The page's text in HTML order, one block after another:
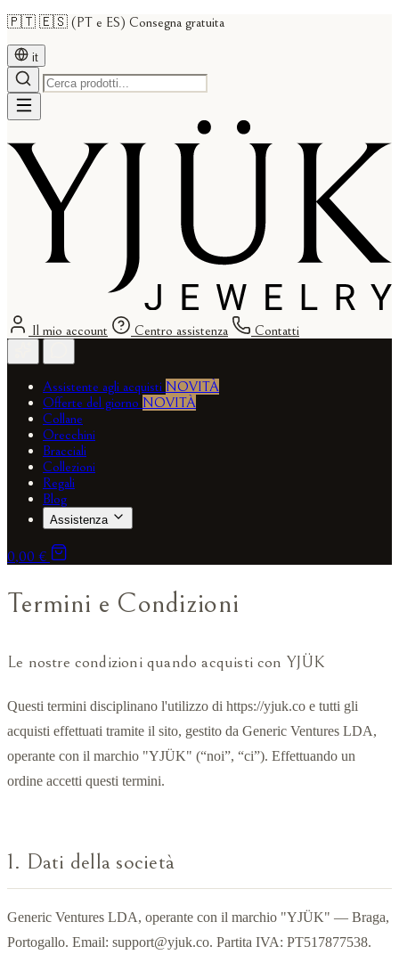
🇵🇹 🇪🇸 (PT e ES) Consegna gratuita
it
Il mio account Centro assistenza Contatti
Assistente agli acquisti NOVITÀ
Offerte del giorno NOVITÀ
Collane
Orecchini
Bracciali
Collezioni
Regali
Blog
Assistenza
0,00 €
Termini e Condizioni
Le nostre condizioni quando acquisti con YJÜK
Questi termini disciplinano l'utilizzo di https://yjuk.co e tutti gli
acquisti effettuati tramite il sito, gestito da Generic Ventures LDA,
operante con il marchio "YJÜK" (“noi”, “ci”). Effettuando un
ordine accetti questi termini.
1. Dati della società
Generic Ventures LDA, operante con il marchio "YJÜK" — Braga,
Portogallo. Email: support@yjuk.co. Partita IVA: PT517877538.